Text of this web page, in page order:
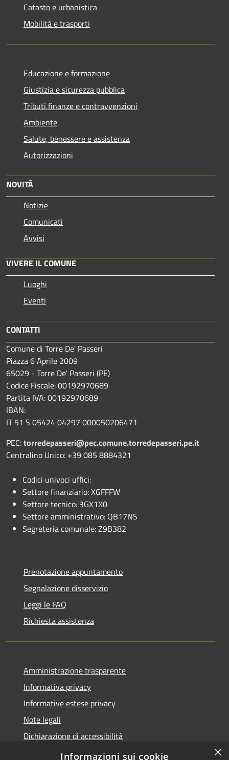
Catasto e urbanistica
Mobilità e trasporti
Educazione e formazione
Giustizia e sicurezza pubblica
Tributi,finanze e contravvenzioni
Ambiente
Salute, benessere e assistenza
Autorizzazioni
NOVITÀ
Notizie
Comunicati
Avvisi
VIVERE IL COMUNE
Luoghi
Eventi
CONTATTI
Comune di Torre De' Passeri
Piazza 6 Aprile 2009
65029 - Torre De' Passeri (PE)
Codice Fiscale: 00192970689
Partita IVA: 00192970689
IBAN:
IT 51 S 05424 04297 000050206471
PEC:torredepasseri@pec.comune.torredepasseri.pe.it
Centralino Unico: +39 085 8884321
Codici univoci uffici:
Settore finanziario: XGFFFW
Settore tecnico: 3GX1X0
Settore amministrativo: QB17NS
Segreteria comunale: Z9B382
Prenotazione appuntamento
Segnalazione disservizio
Leggi le FAQ
Richiesta assistenza
Amministrazione trasparente
Informativa privacy
Informative estese privacy
Note legali
Dichiarazione di accessibilità
Obbiettivi di Accessibilità
×
Informazioni sui cookie